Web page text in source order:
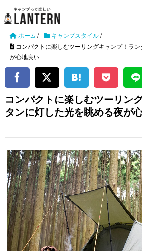
ホーム / キャンプスタイル/
コンパクトに楽しむツーリングキャンプ！ラ
が心地良い
コンパクトに楽しむツーリン
タンに灯した光を眺める夜が